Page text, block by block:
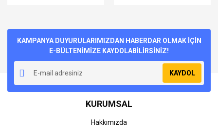
KAMPANYA DUYURULARIMIZDAN HABERDAR OLMAK İÇİN
E-BÜLTENİMİZE KAYDOLABİLİRSİNİZ!
KAYDOL
KURUMSAL
Hakkımızda